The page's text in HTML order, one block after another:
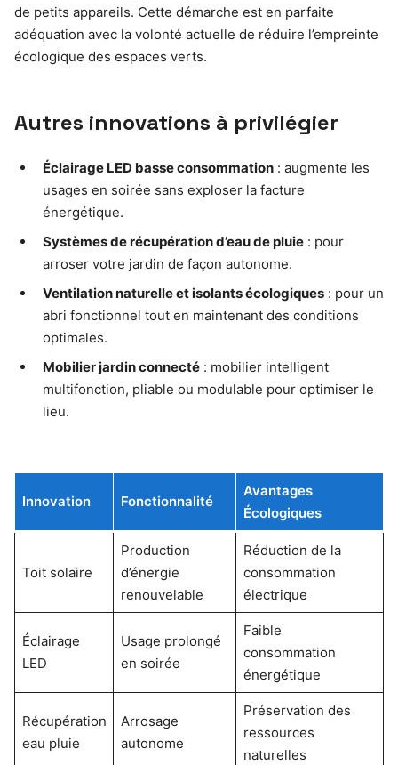
de petits appareils. Cette démarche est en parfaite
adéquation avec la volonté actuelle de réduire l’empreinte
écologique des espaces verts.
Autres innovations à privilégier
Éclairage LED basse consommation : augmente les
usages en soirée sans exploser la facture
énergétique.
Systèmes de récupération d’eau de pluie : pour
arroser votre jardin de façon autonome.
Ventilation naturelle et isolants écologiques : pour un
abri fonctionnel tout en maintenant des conditions
optimales.
Mobilier jardin connecté : mobilier intelligent
multifonction, pliable ou modulable pour optimiser le
lieu.
Innovation Fonctionnalité
Avantages
Écologiques
Toit solaire
Production
d’énergie
renouvelable
Réduction de la
consommation
électrique
Éclairage
LED
Usage prolongé
en soirée
Faible
consommation
énergétique
Récupération
eau pluie
Arrosage
autonome
Préservation des
ressources
naturelles